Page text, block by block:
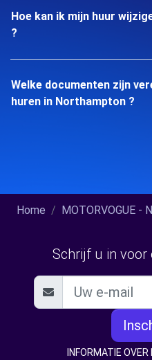
Hoe kan ik mijn huur
?
Welke documenten zijn
huren in Northampton ?
Home MOTORVOGUE -
Schrijf u in voor
INFORMATIE OVER